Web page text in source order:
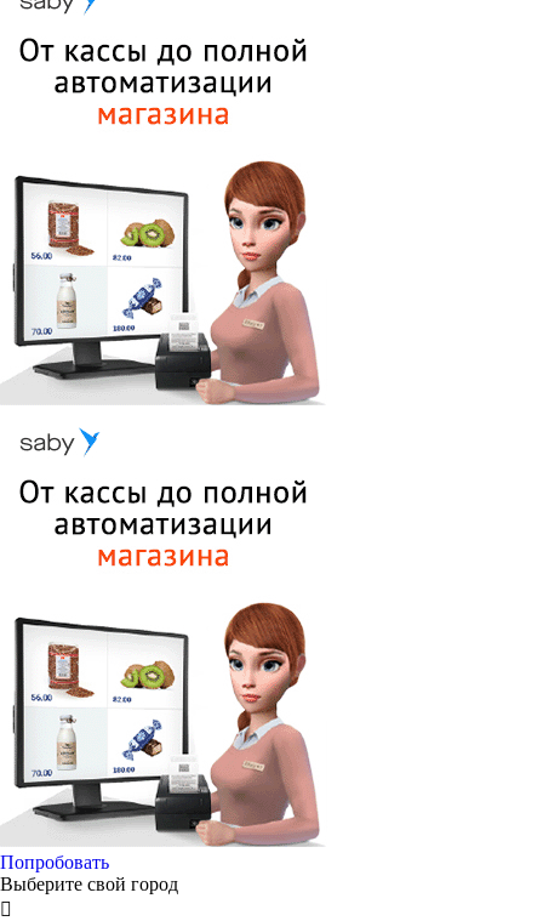
Попробовать
Выберите свой город
